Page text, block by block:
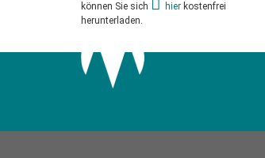
können Sie sich
hier kostenfrei
herunterladen.